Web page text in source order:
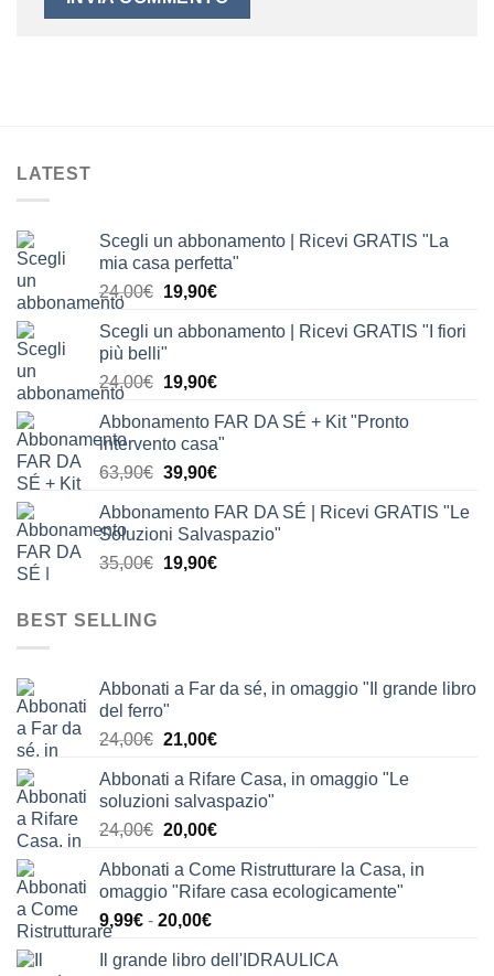
LATEST
Scegli un abbonamento | Ricevi GRATIS "La
mia casa perfetta"
24,00€ Il
originale
24,00€.
19,90€Il
attuale
19,90€.
Scegli un abbonamento | Ricevi GRATIS "I fiori
più belli"
24,00€ Il
originale
era:
24,00€.
19,90€Il
attuale
è:
19,90€.
Abbonamento FAR DA SÉ + Kit "Pronto
intervento casa"
63,90€ Il
originale
era:
63,90€.
39,90€Il
attuale
è:
39,90€.
Abbonamento FAR DA SÉ | Ricevi GRATIS "Le
Soluzioni Salvaspazio"
35,00€ Il
19,90€Il
BEST SELLING
Abbonati a Far da sé, in omaggio "Il grande libro
del ferro"
24,00€ Il
originale
era:
24,00€.
21,00€Il
attuale
è:
21,00€.
Abbonati a Rifare Casa, in omaggio "Le
soluzioni salvaspazio"
24,00€ Il
originale
era:
24,00€.
20,00€Il
attuale
è:
Abbonati a Come Ristrutturare la Casa, in
omaggio "Rifare casa ecologicamente"
9,99€ - 20,00€Fascia
prezzo:
Il grande libro dell'IDRAULICA